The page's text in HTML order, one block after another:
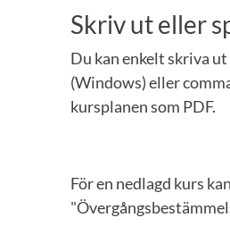
Skriv ut eller
Du kan enkelt skriva
(Windows) eller
kursplanen som PDF.
För en nedlagd kurs